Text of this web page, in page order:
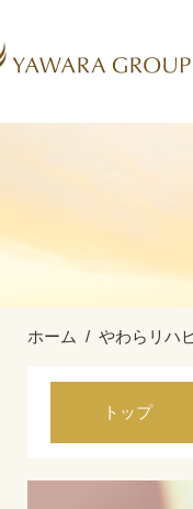
ホーム やわらリハ
トップ